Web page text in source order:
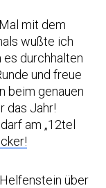
mit dem
wußte ich
durchhalten
und freue
beim genauen
das Jahr!
am „12tel
über